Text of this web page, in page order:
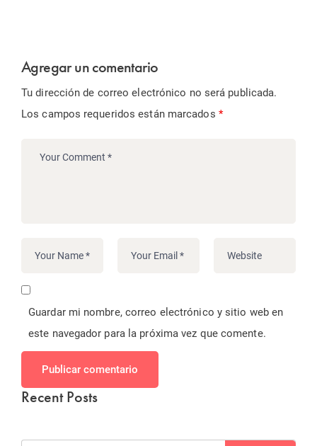
Agregar un comentario
Tu dirección de correo electrónico no será publicada.
Los campos requeridos están marcados *
Guardar mi nombre, correo electrónico y sitio web en
este navegador para la próxima vez que comente.
Publicar comentario
Recent Posts